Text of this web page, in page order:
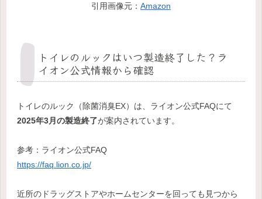
引用画像元： Amazon
トイレのルックはいつ製造終了した？ラ
イオン公式情報から確認
トイレのルック（除菌消臭EX）は、ライオン公式FAQにて
2025年3月の製造終了が案内されています。
参考：ライオン公式FAQ
https://faq.lion.co.jp/
近所のドラッグストアやホームセンターを回っても見つから